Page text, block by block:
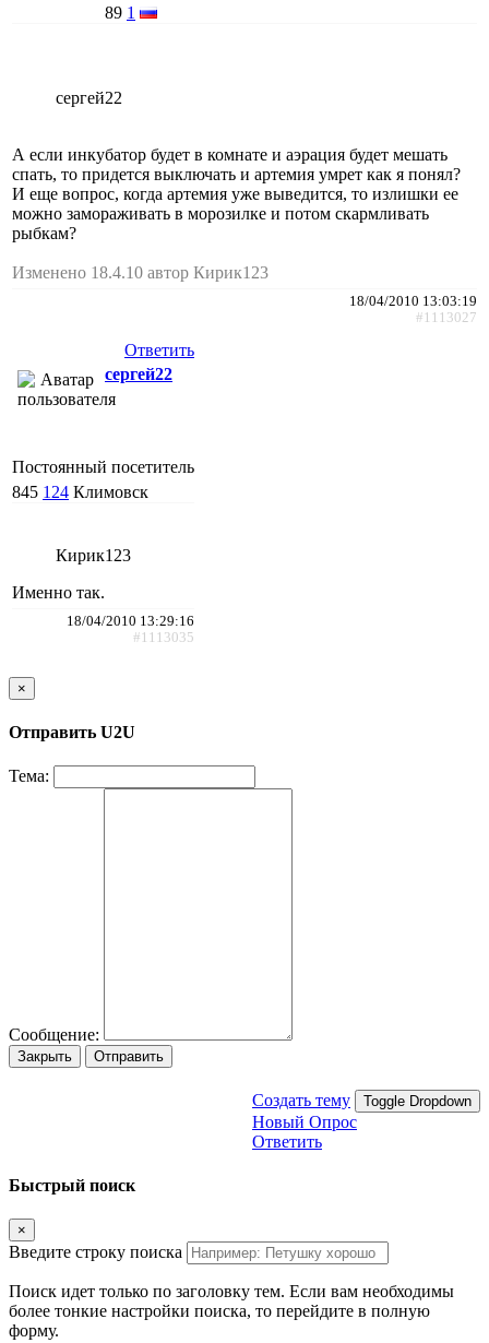
89 1
сергей22
А если инкубатор будет в комнате и аэрация будет мешать
спать, то придется выключать и артемия умрет как я понял?
И еще вопрос, когда артемия уже выведится, то излишки ее
можно замораживать в морозилке и потом скармливать
рыбкам?
Изменено 18.4.10 автор Кирик123
18/04/2010 13:03:19
#1113027
Ответить
сергей22
Постоянный посетитель
845 124 Климовск
Кирик123
Именно так.
18/04/2010 13:29:16
#1113035
×
Отправить U2U
Тема:
Сообщение:
Закрыть Отправить
Создать тему Toggle Dropdown
Новый Опрос
Ответить
Быстрый поиск
×
Введите строку поиска
Поиск идет только по заголовку тем. Если вам необходимы
более тонкие настройки поиска, то перейдите в полную
форму.